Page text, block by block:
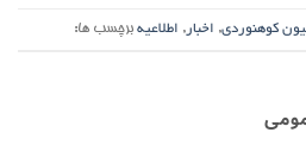
کوهنوردی, اخبار , اطلاعیه برچسب ها: